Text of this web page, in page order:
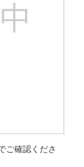
ご確認くださ